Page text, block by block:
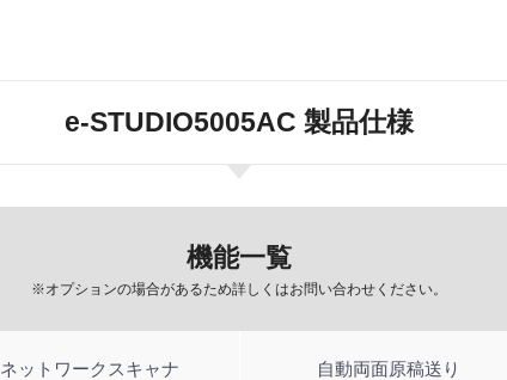
e-STUDIO5005AC 製品仕様
機能一覧
※オプションの場合があるため詳しくはお問い合わせください。
ネットワークスキャナ 自動両面原稿送り